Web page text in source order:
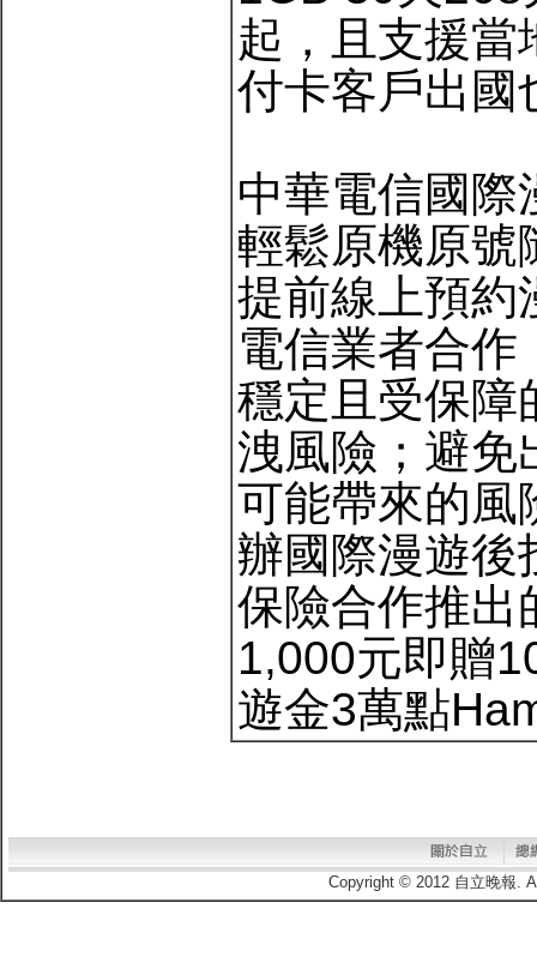
起，且支援當
付卡客戶出國
中華電信國際
輕鬆原機原號
提前線上預約
電信業者合
穩定且受保障
洩風險；避免
可能帶來的風
辦國際漫遊後
保險合作推出
1,000元即贈
遊金3萬點
Copyright © 2012 自立晚報.